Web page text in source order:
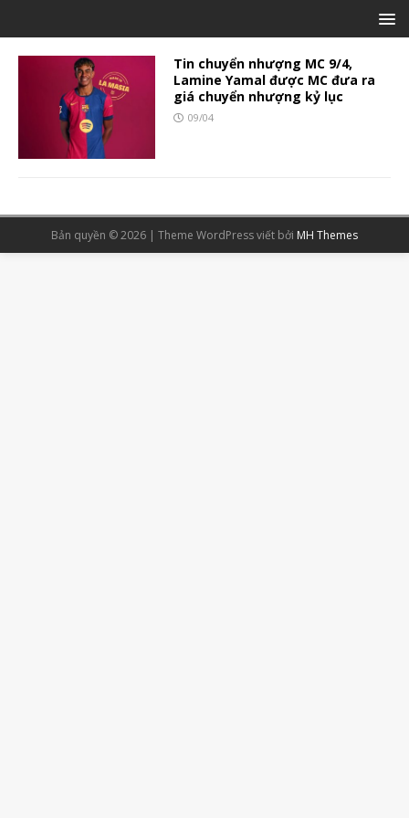
Tin chuyển nhượng MC 9/4,
Lamine Yamal được MC đưa ra
giá chuyển nhượng kỷ lục
09/04
Bản quyền © 2026 | Theme WordPress viết bởi MH Themes